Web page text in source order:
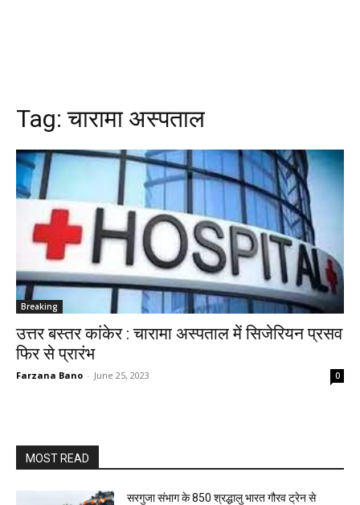
Tag:चारामा अस्पताल
Breaking
उत्तर बस्तर कांकेर : चारामा अस्पताल में सिजेरियन प्रसव
फिर से प्रारंभ
Farzana Bano - June 25, 2023 0
MOST READ
सरगुजा संभाग के 850 श्रद्धालु भारत गौरव ट्रेन से